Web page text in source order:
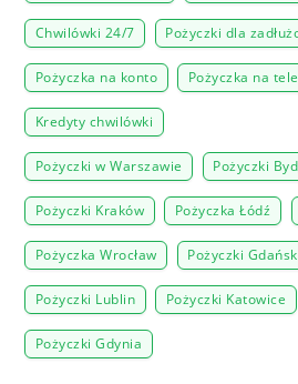
Chwilówki 24/7 Pożyczki dla
Pożyczka na konto Pożyczka na
Kredyty chwilówki
Pożyczki w Warszawie Pożyczki
Pożyczki Kraków Pożyczka Łódź
Pożyczka Wrocław Pożyczki Gdańsk
Pożyczki Lublin Pożyczki Katowice
Pożyczki Gdynia